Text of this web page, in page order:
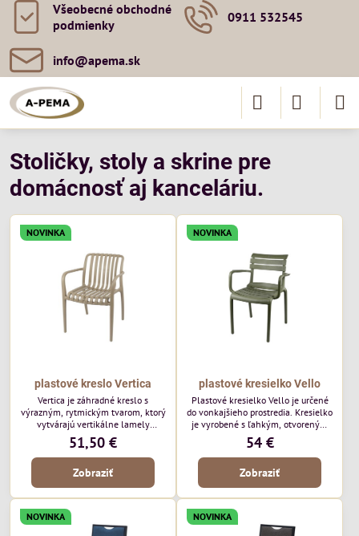
Všeobecné obchodné
podmienky
0911 532545
info​@apema​.sk
Stoličky, stoly a skrine pre
domácnosť aj kanceláriu.
NOVINKA
plastové kreslo Vertica
Vertica je záhradné kreslo s
výrazným, rytmickým tvarom, ktorý
vytvárajú vertikálne lamely
operadla a sedadla. Jej otvorený
dizajn jej dodáva ľahký, vzdušný
vzhľad a robí z nej perfektný
doplnok moderných vonkajších
pozornosť svojimi detailmi bez toho,
aby dominoval priestoru. Bude
vyzerať skvele vo vonkajších
jedálenských priestoroch, pri
51,50 €
Zobraziť
NOVINKA
plastové kresielko Vello
Plastové kresielko Vello je určené
do vonkajšieho prostredia. Kresielko
je vyrobené s ľahkým, otvoreným
tvarom a jemne kontúrovanými
líniami. Horizontálne lamely
operadla a jemne zaoblené
podrúčky dodávajú kresielku
ležérny, letný nádych. Tento model
bude vyzerať skvele vo vonkajších
jedálenských priestoroch, pri
reštauračných stoloch a v
bistrových priestoroch.
54 €
Zobraziť
NOVINKA NOVINKA